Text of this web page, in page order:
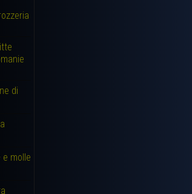
di
e molle